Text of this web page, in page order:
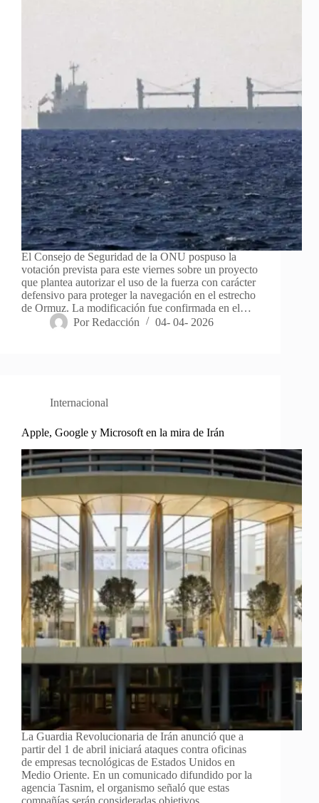
El Consejo de Seguridad de la ONU pospuso la
votación prevista para este viernes sobre un proyecto
que plantea autorizar el uso de la fuerza con carácter
defensivo para proteger la navegación en el estrecho
de Ormuz. La modificación fue confirmada en el…
Por Redacción 04- 04- 2026
Internacional
Apple, Google y Microsoft en la mira de Irán
La Guardia Revolucionaria de Irán anunció que a
partir del 1 de abril iniciará ataques contra oficinas
de empresas tecnológicas de Estados Unidos en
Medio Oriente. En un comunicado difundido por la
agencia Tasnim, el organismo señaló que estas
compañías serán consideradas objetivos…